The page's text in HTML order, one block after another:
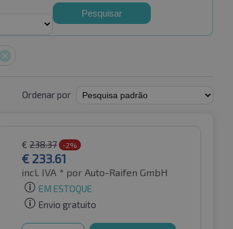
Pesquisar
Ordenar por
€ 238.37 -2%
€ 233.61
incl. IVA * por Auto-Raifen GmbH
EM ESTOQUE
Envio gratuito